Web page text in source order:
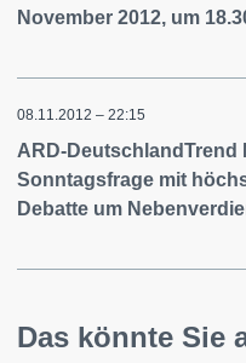
November 2012, um
08.11.2012 – 22:15
ARD-DeutschlandTrend
Sonntagsfrage mit
Debatte um
Das könnte Sie